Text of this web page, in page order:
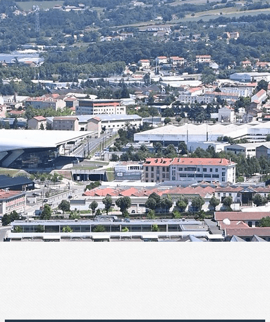
Menu
<
>
Présentation
Historique
Actualités de l'ALT
ALT en images
ALT dans la presse
Planning des activités
Agenda
?>
Images de la page d'accueil
Cliquez pour éditer